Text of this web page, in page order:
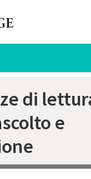
di
e